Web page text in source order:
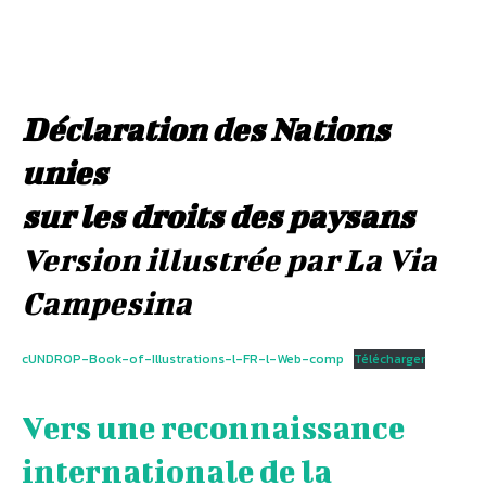
Déclaration des Nations
unies
sur les droits des paysans
Version illustrée par La Via
Campesina
cUNDROP-Book-of-Illustrations-l-FR-l-Web-comp Télécharger
Vers une reconnaissance
internationale de la